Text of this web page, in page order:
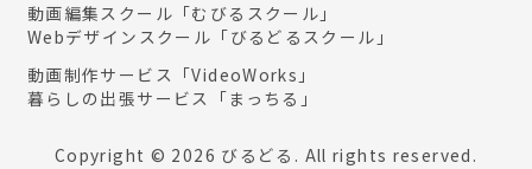
動画編集スクール「むびるスクール」
Webデザインスクール「びるどるスクール」
動画制作サービス「VideoWorks」
暮らしの出張サービス「まっちる」
Copyright © 2026 びるどる. All rights reserved.